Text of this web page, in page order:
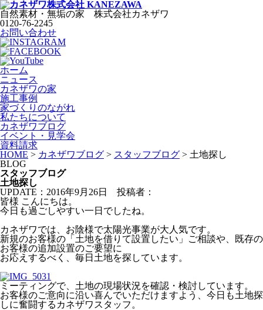
自然素材・無垢の家 株式会社カネザワ
0120-76-2245
お問い合わせ
ホーム
ニュース
カネザワの家
施工事例
家づくりのながれ
私たちについて
カネザワブログ
イベント・見学会
資料請求
HOME > カネザワブログ > スタッフブログ > 土地探し
BLOG
スタッフブログ
土地探し
UPDATE：2016年9月26日
投稿者：
皆様 こんにちは。
今日も過ごしやすい一日でしたね。
カネザワでは、お陰様で太陽光事業が大人気です。
新規のお客様の「土地を借りて設置したい」ご相談や、既存の
お客様の追加設置のご要望に
お応えするべく、毎日土地を探しています。
ミーティングで、土地の現場状況を確認・検討しています。
お客様のご意向に沿い喜んでいただけますよう、今日も土地探
しに奮闘するカネザワスタッフ。